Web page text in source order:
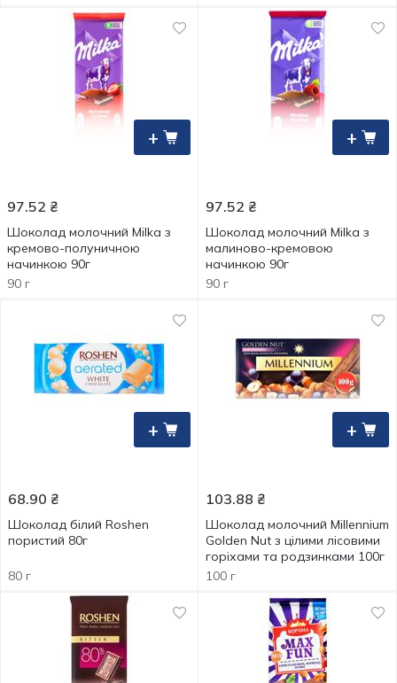
+
97.52 ₴
Шоколад молочний Milka з
кремово-полуничною
начинкою 90г
90 г
+
97.52 ₴
Шоколад молочний Milka з
малиново-кремовою
начинкою 90г
90 г
+
68.90 ₴
Шоколад білий Roshen
пористий 80г
80 г
+
103.88 ₴
Шоколад молочний Millennium
Golden Nut з цілими лісовими
горіхами та родзинками 100г
100 г